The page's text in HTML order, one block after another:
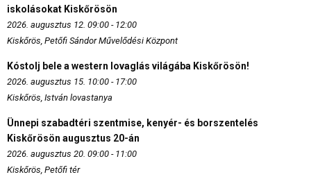
iskolásokat Kiskőrösön
2026. augusztus 12. 09:00 - 12:00
Kiskőrös, Petőfi Sándor Művelődési Központ
Kóstolj bele a western lovaglás világába Kiskőrösön!
2026. augusztus 15. 10:00 - 17:00
Kiskőrös, István lovastanya
Ünnepi szabadtéri szentmise, kenyér- és borszentelés
Kiskőrösön augusztus 20-án
2026. augusztus 20. 09:00 - 11:00
Kiskőrös, Petőfi tér